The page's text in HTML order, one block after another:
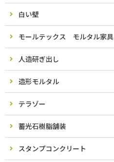
白い壁
モールテックス モルタル家具
人造研ぎ出し
造形モルタル
テラゾー
蓄光石樹脂舗装
スタンプコンクリート